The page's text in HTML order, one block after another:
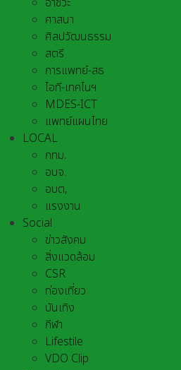
ศาสนา
ศิลปวัฒนธรรม
สตรี
การแพทย์-สธ
ไอที-เทคโนฯ
MDES-ICT
แพทย์แผนไทย
LOCAL
กทม.
อบจ.
อบต,
แรงงาน
Social
ข่าวสังคม
สิ่งแวดล้อม
CSR
ท่องเที่ยว
บันเทิง
กีฬา
Lifestile
VDO Clip